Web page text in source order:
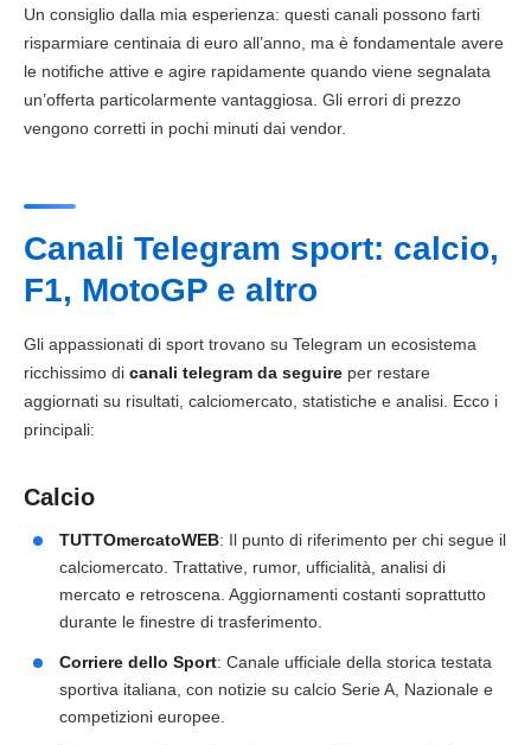
Un consiglio dalla mia esperienza: questi canali possono farti
risparmiare centinaia di euro all’anno, ma è fondamentale avere
le notifiche attive e agire rapidamente quando viene segnalata
un’offerta particolarmente vantaggiosa. Gli errori di prezzo
vengono corretti in pochi minuti dai vendor.
Canali Telegram sport: calcio,
F1, MotoGP e altro
Gli appassionati di sport trovano su Telegram un ecosistema
ricchissimo di canali telegram da seguire per restare
aggiornati su risultati, calciomercato, statistiche e analisi. Ecco i
principali:
Calcio
TUTTOmercatoWEB: Il punto di riferimento per chi segue il
calciomercato. Trattative, rumor, ufficialità, analisi di
mercato e retroscena. Aggiornamenti costanti soprattutto
durante le finestre di trasferimento.
Corriere dello Sport: Canale ufficiale della storica testata
sportiva italiana, con notizie su calcio Serie A, Nazionale e
competizioni europee.